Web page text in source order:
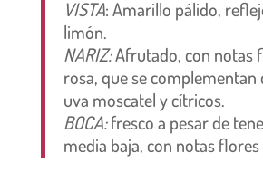
VISTA: Amarillo pálido,
limón.
NARIZ:Afrutado, con notas
rosa, que se complementan
uva moscatel y cítricos.
BOCA:fresco a pesar de
media baja, con notas flores